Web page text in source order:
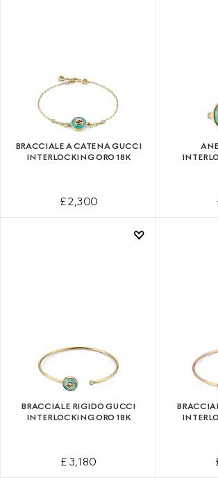
BRACCIALE A CATENA GUCCI
INTERLOCKING ORO 18K
£ 2,300
BRACCIALE RIGIDO GUCCI
INTERLOCKING ORO 18K
£ 3,180